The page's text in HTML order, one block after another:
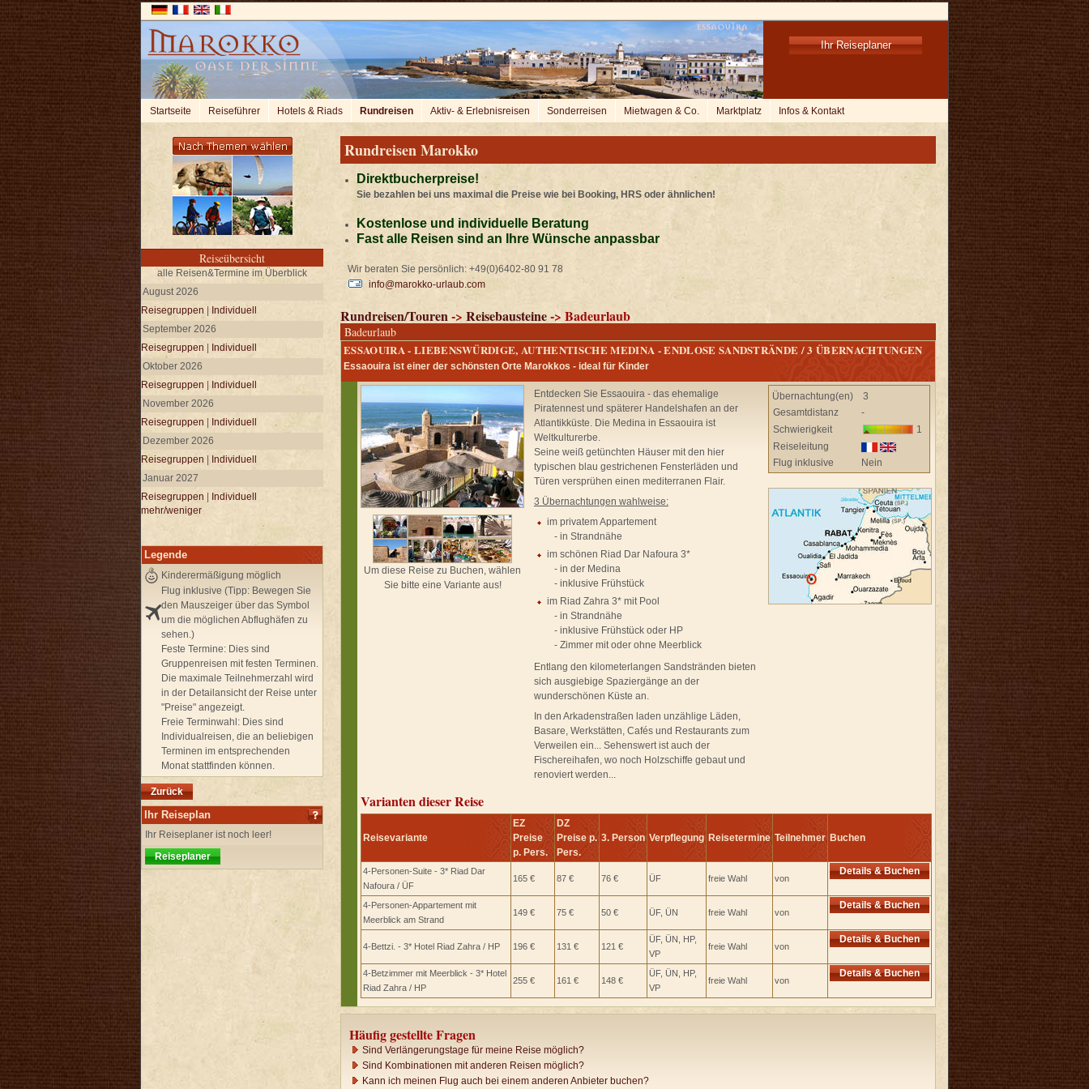
Ihr Reiseplaner
Startseite Reiseführer Hotels & Riads Rundreisen Aktiv- & Erlebnisreisen Sonderreisen Mietwagen & Co. Marktplatz Infos & Kontakt
Reiseübersicht
alle Reisen&Termine im Überblick
August 2026
Reisegruppen
Individuell
September 2026
Reisegruppen
Individuell
Oktober 2026
Reisegruppen
Individuell
November 2026
Reisegruppen
Individuell
Dezember 2026
Reisegruppen
Individuell
Januar 2027
Reisegruppen
Individuell
mehr/weniger
Legende
Kinderermäßigung möglich
Flug inklusive (Tipp: Bewegen Sie
den Mauszeiger über das Symbol
um die möglichen Abflughäfen zu
sehen.)
Feste Termine: Dies sind
Gruppenreisen mit festen Terminen.
Die maximale Teilnehmerzahl wird
in der Detailansicht der Reise unter
"Preise" angezeigt.
Freie Terminwahl: Dies sind
Individualreisen, die an beliebigen
Terminen im entsprechenden
Monat stattfinden können.
Zurück
Ihr Reiseplan
Ihr Reiseplaner ist noch leer!
Reiseplaner
Rundreisen Marokko
Direktbucherpreise!
Sie bezahlen bei uns maximal die Preise wie bei Booking, HRS oder ähnlichen!
Kostenlose und individuelle Beratung
Fast alle Reisen sind an Ihre Wünsche anpassbar
Wir beraten Sie persönlich: +49(0)6402-80 91 78
info@marokko-urlaub.com
Rundreisen/Touren-> Reisebausteine-> Badeurlaub
Badeurlaub
ESSAOUIRA - LIEBENSWÜRDIGE, AUTHENTISCHE MEDINA - ENDLOSE SANDSTRÄNDE / 3 ÜBERNACHTUNGEN
Essaouira ist einer der schönsten Orte Marokkos - ideal für Kinder
Um diese Reise zu Buchen, wählen
Sie bitte eine Variante aus!
Entdecken Sie Essaouira - das ehemalige
Piratennest und späterer Handelshafen an der
Atlantikküste. Die Medina in Essaouira ist
Weltkulturerbe.
Seine weiß getünchten Häuser mit den hier
typischen blau gestrichenen Fensterläden und
Türen versprühen einen mediterranen Flair.
3 Übernachtungen wahlweise:
im privatem Appartement
- in Strandnähe
im schönen Riad Dar Nafoura 3*
- in der Medina
- inklusive Frühstück
im Riad Zahra 3* mit Pool
- in Strandnähe
- inklusive Frühstück oder HP
- Zimmer mit oder ohne Meerblick
Entlang den kilometerlangen Sandstränden bieten
sich ausgiebige Spaziergänge an der
wunderschönen Küste an.
In den Arkadenstraßen laden unzählige Läden,
Basare, Werkstätten, Cafés und Restaurants zum
Verweilen ein... Sehenswert ist auch der
Fischereihafen, wo noch Holzschiffe gebaut und
renoviert werden...
Übernachtung(en)
3
Gesamtdistanz
-
Schwierigkeit
1
Reiseleitung
Flug inklusive
Nein
Varianten dieser Reise
Reisevariante
EZ
Preise
p. Pers.
DZ
Preise p.
Pers.
3. Person Verpflegung Reisetermine Teilnehmer Buchen
4-Personen-Suite - 3* Riad Dar
Nafoura / ÜF
165 € 87 € 76 € ÜF freie Wahl von
Details & Buchen
4-Personen-Appartement mit
Meerblick am Strand
149 € 75 € 50 € ÜF, ÜN freie Wahl von
Details & Buchen
4-Bettzi. - 3* Hotel Riad Zahra / HP 196 € 131 € 121 €
ÜF, ÜN, HP,
VP
freie Wahl von
Details & Buchen
4-Betzimmer mit Meerblick - 3* Hotel
Riad Zahra / HP
255 € 161 € 148 €
ÜF, ÜN, HP,
VP
freie Wahl von
Details & Buchen
Häufig gestellte Fragen
Sind Verlängerungstage für meine Reise möglich?
Sind Kombinationen mit anderen Reisen möglich?
Kann ich meinen Flug auch bei einem anderen Anbieter buchen?